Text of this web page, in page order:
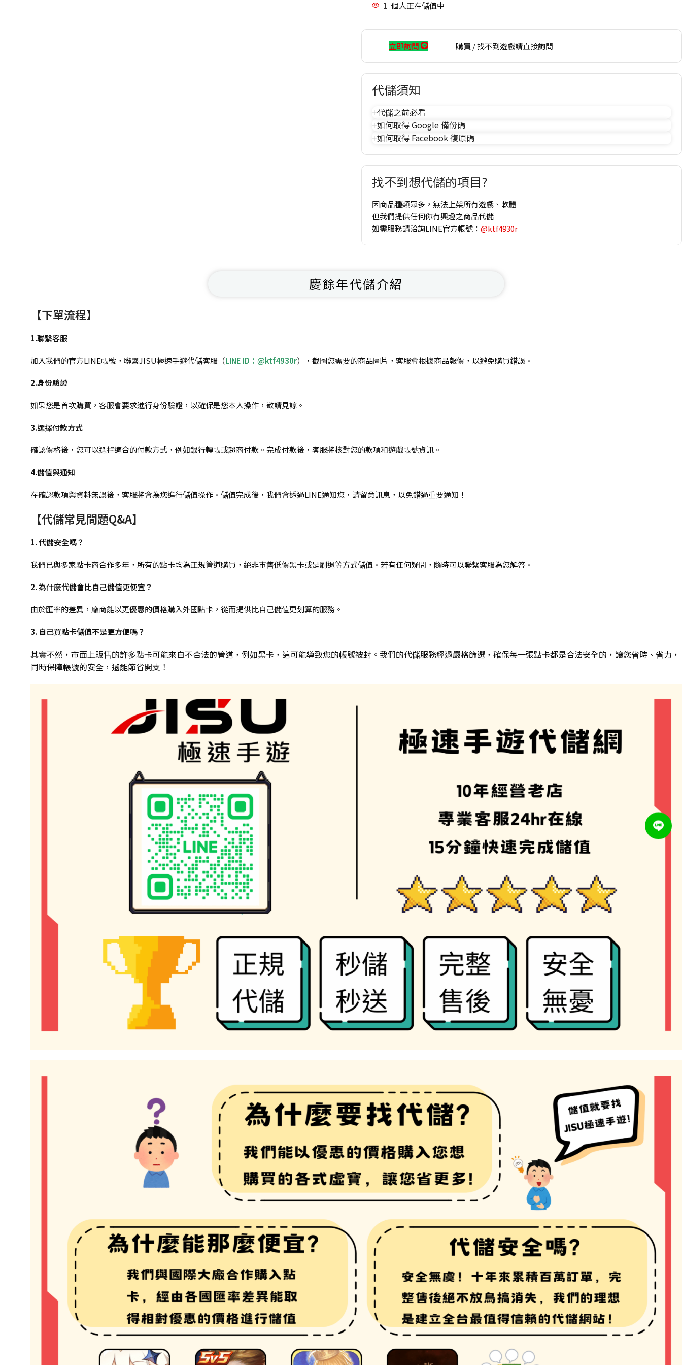
1 個人正在儲值中
立即詢問 購買 / 找不到遊戲請直接詢問
代儲須知
代儲之前必看
如何取得 Google 備份碼
如何取得 Facebook 復原碼
找不到想代儲的項目?
因商品種類眾多，無法上架所有遊戲、軟體
但我們提供任何你有興趣之商品代儲
如需服務請洽詢LINE官方帳號： @ktf4930r
慶餘年代儲介紹
【下單流程】
1.聯繫客服
加入我們的官方LINE帳號，聯繫JISU極速手遊代儲客服（LINE ID：@ktf4930r），截圖您需要的商品圖片，客服會根據商品報價，以避免購買錯誤。
2.身份驗證
如果您是首次購買，客服會要求進行身份驗證，以確保是您本人操作，敬請見諒。
3.選擇付款方式
確認價格後，您可以選擇適合的付款方式，例如銀行轉帳或超商付款。完成付款後，客服將核對您的款項和遊戲帳號資訊。
4.儲值與通知
在確認款項與資料無誤後，客服將會為您進行儲值操作。儲值完成後，我們會透過LINE通知您，請留意訊息，以免錯過重要通知！
【代儲常見問題Q&A】
1. 代儲安全嗎？
我們已與多家點卡商合作多年，所有的點卡均為正規管道購買，絕非市售低價黑卡或是刷退等方式儲值。若有任何疑問，隨時可以聯繫客服為您解答。
2. 為什麼代儲會比自己儲值更便宜？
由於匯率的差異，廠商能以更優惠的價格購入外國點卡，從而提供比自己儲值更划算的服務。
3. 自己買點卡儲值不是更方便嗎？
其實不然，市面上販售的許多點卡可能來自不合法的管道，例如黑卡，這可能導致您的帳號被封。我們的代儲服務經過嚴格篩選，確保每一張點卡都是合法安全的，讓您省時、省力，
同時保障帳號的安全，還能節省開支！